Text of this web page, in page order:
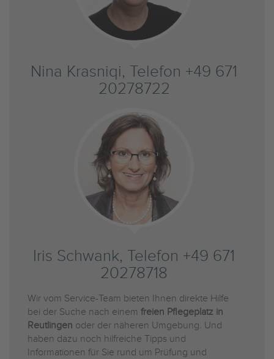
Nina Krasniqi, Telefon +49 671
20278722
Iris Schwank, Telefon +49 671
20278718
Wir vom Service-Team bieten Ihnen direkte Hilfe
bei der Suche nach einem freien Pflegeplatz in
Reutlingen oder der näheren Umgebung. Und
haben dazu noch hilfreiche Tipps und
Informationen für Sie rund um Prüfung und